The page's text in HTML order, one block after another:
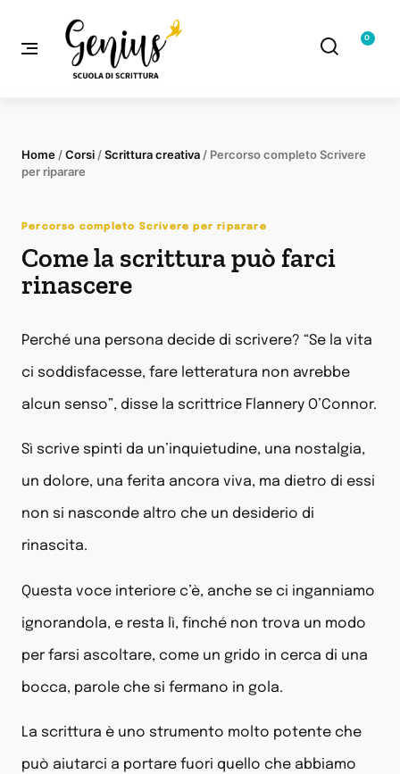
0
Home /Corsi /Scrittura creativa / Percorso completo Scrivere
per riparare
Percorso completo Scrivere per riparare
Come la scrittura può farci
rinascere
Perché una persona decide di scrivere? “Se la vita
ci soddisfacesse, fare letteratura non avrebbe
alcun senso”, disse la scrittrice Flannery O’Connor.
Sì scrive spinti da un’inquietudine, una nostalgia,
un dolore, una ferita ancora viva, ma dietro di essi
non si nasconde altro che un desiderio di
rinascita.
Questa voce interiore c’è, anche se ci inganniamo
ignorandola, e resta lì, finché non trova un modo
per farsi ascoltare, come un grido in cerca di una
bocca, parole che si fermano in gola.
La scrittura è uno strumento molto potente che
può aiutarci a portare fuori quello che abbiamo